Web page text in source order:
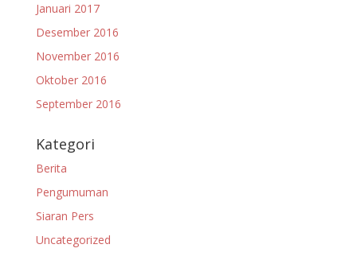
Januari 2017
Desember 2016
November 2016
Oktober 2016
September 2016
Kategori
Berita
Pengumuman
Siaran Pers
Uncategorized